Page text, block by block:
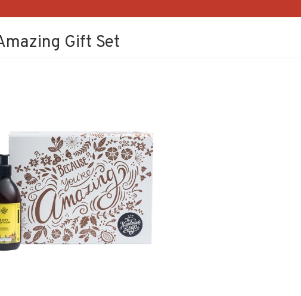
Gift Set